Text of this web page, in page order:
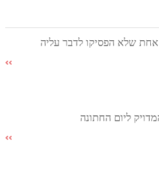
שלא הפסיקו לדבר עליה
ליום החתונה